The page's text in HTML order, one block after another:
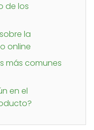
de los
la
online
más comunes
en el